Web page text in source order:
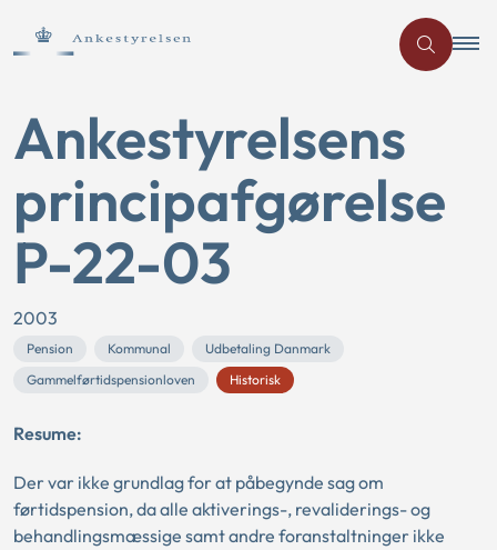
Ankestyrelsens
principafgørelse
P-22-03
2003
Pension Kommunal
Udbetaling Danmark
Gammelførtidspensionloven
Historisk
Resume:
Der var ikke grundlag for at påbegynde sag om
førtidspension, da alle aktiverings-, revaliderings- og
behandlingsmæssige samt andre foranstaltninger ikke